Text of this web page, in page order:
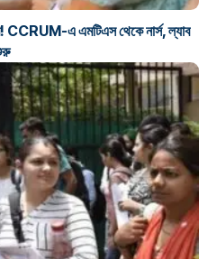
CCRUM-এ এমটিএস থেকে নার্স, ল্যাব